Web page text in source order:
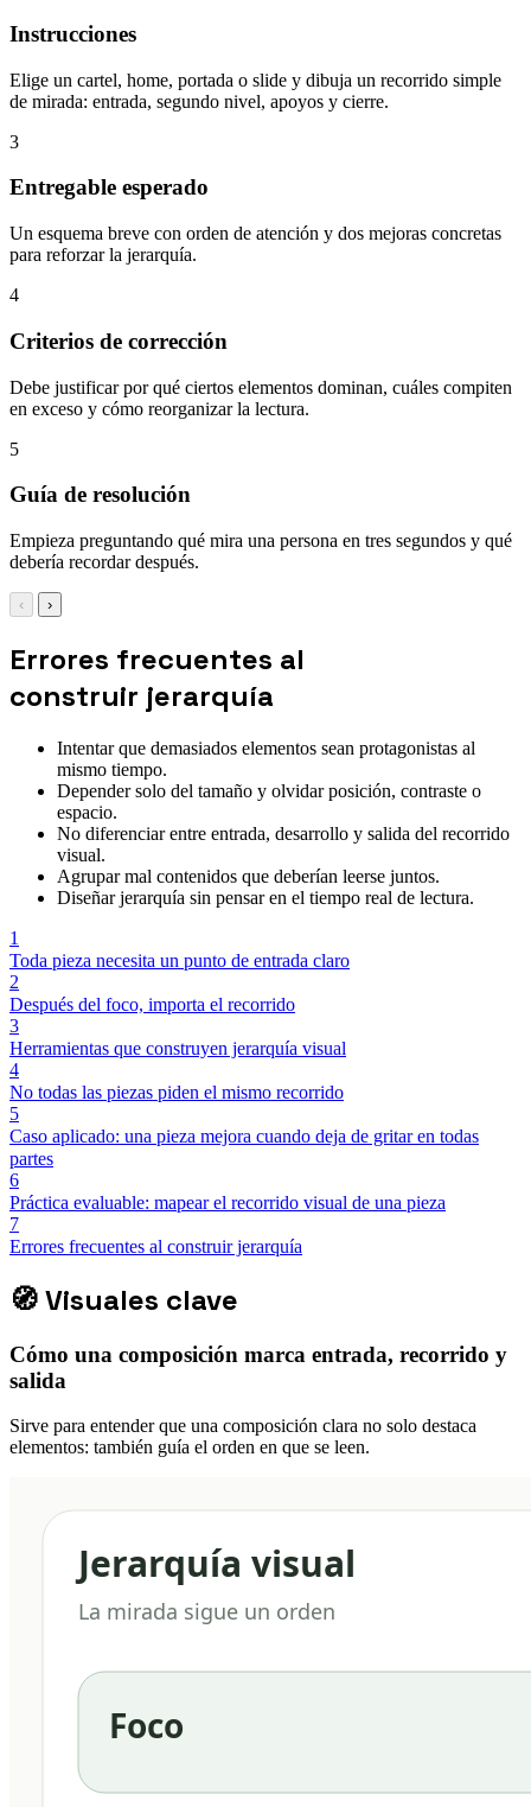
Instrucciones
Elige un cartel, home, portada o slide y dibuja un recorrido simple
de mirada: entrada, segundo nivel, apoyos y cierre.
3
Entregable esperado
Un esquema breve con orden de atención y dos mejoras concretas
para reforzar la jerarquía.
4
Criterios de corrección
Debe justificar por qué ciertos elementos dominan, cuáles compiten
en exceso y cómo reorganizar la lectura.
5
Guía de resolución
Empieza preguntando qué mira una persona en tres segundos y qué
debería recordar después.
‹ ›
Errores frecuentes al
construir jerarquía
Intentar que demasiados elementos sean protagonistas al
mismo tiempo.
Depender solo del tamaño y olvidar posición, contraste o
espacio.
No diferenciar entre entrada, desarrollo y salida del recorrido
visual.
Agrupar mal contenidos que deberían leerse juntos.
Diseñar jerarquía sin pensar en el tiempo real de lectura.
1
Toda pieza necesita un punto de entrada claro
2
Después del foco, importa el recorrido
3
Herramientas que construyen jerarquía visual
4
No todas las piezas piden el mismo recorrido
5
Caso aplicado: una pieza mejora cuando deja de gritar en todas
partes
6
Práctica evaluable: mapear el recorrido visual de una pieza
7
Errores frecuentes al construir jerarquía
🧭Visuales clave
Cómo una composición marca entrada, recorrido y
salida
Sirve para entender que una composición clara no solo destaca
elementos: también guía el orden en que se leen.